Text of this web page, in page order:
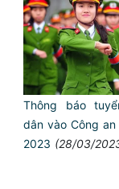
Thông báo
dân vào Công an
2023 (28/03/